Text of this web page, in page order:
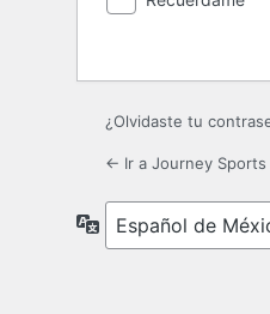
¿Olvidaste tu
← Ir a Journey Sports
Idioma